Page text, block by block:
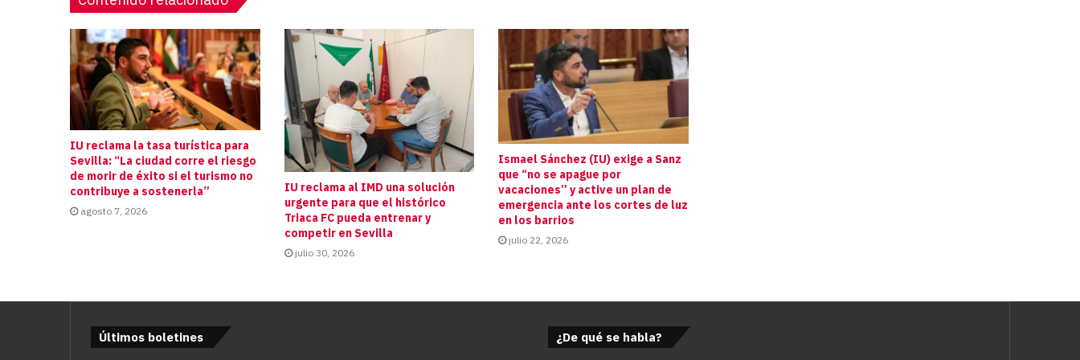
IU reclama la tasa turística para
Sevilla: “La ciudad corre el riesgo
de morir de éxito si el turismo no
contribuye a sostenerla”
agosto 7, 2026
IU reclama al IMD una solución
urgente para que el histórico
Triaca FC pueda entrenar y
competir en Sevilla
julio 30, 2026
Ismael Sánchez (IU) exige a Sanz
que “no se apague por
vacaciones” y active un plan de
emergencia ante los cortes de luz
en los barrios
julio 22, 2026
Últimos boletines ¿De qué se habla?